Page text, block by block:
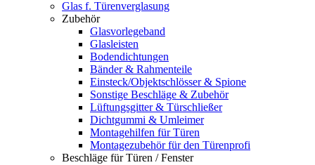
Glas f. Türenverglasung
Zubehör
Glasvorlegeband
Glasleisten
Bodendichtungen
Bänder & Rahmenteile
Einsteck/Objektschlösser & Spione
Sonstige Beschläge & Zubehör
Lüftungsgitter & Türschließer
Dichtgummi & Umleimer
Montagehilfen für Türen
Montagezubehör für den Türenprofi
Beschläge für Türen / Fenster